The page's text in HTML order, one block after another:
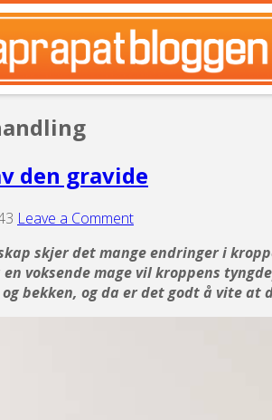
den gravide
Leave a Comment
skjer det mange endringer i
en voksende mage vil kroppens
bekken, og da er det godt å vite